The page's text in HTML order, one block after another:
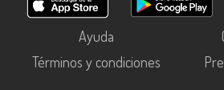
Ayuda
Términos y condiciones